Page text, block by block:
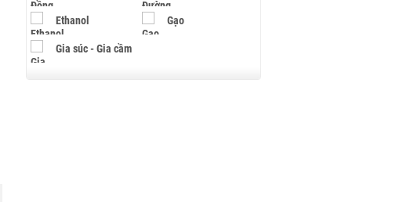
Ethanol Gạo
Gia súc - Gia cầm